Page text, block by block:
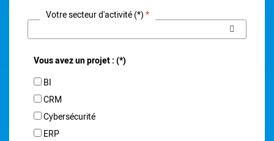
Votre secteur d'activité (*)
Vous avez un projet : (*)
BI
CRM
Cybersécurité
ERP